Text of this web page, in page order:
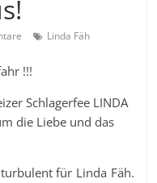
Linda Fäh
!!!
Schlagerfee LINDA
die Liebe und das
für Linda Fäh.